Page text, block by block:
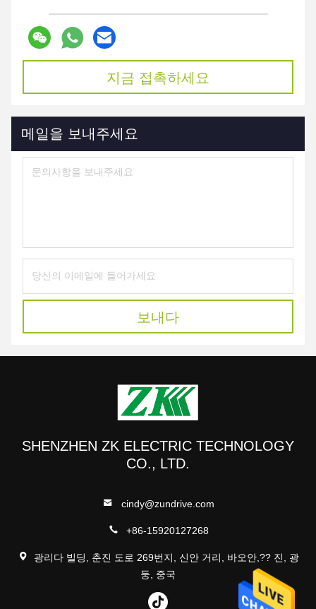
지금 접촉하세요
메일을 보내주세요
보내다
SHENZHEN ZK ELECTRIC TECHNOLOGY
CO., LTD.
cindy@zundrive.com
+86-15920127268
광리다 빌딩, 춘진 도로 269번지, 신안 거리, 바오안,?? 진, 광
둥, 중국